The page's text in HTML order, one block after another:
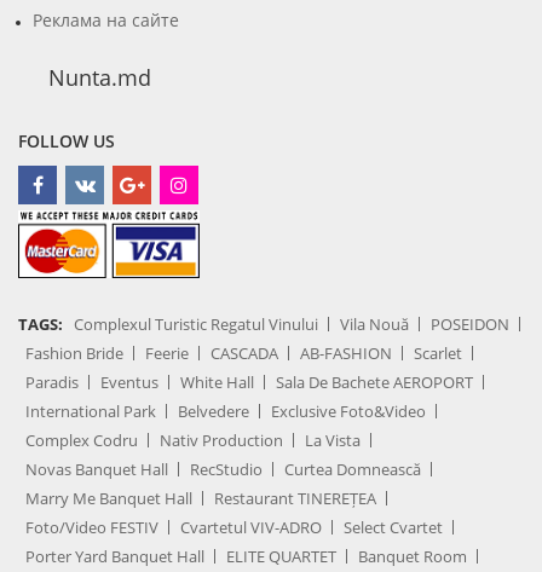
Реклама на сайте
Nunta.md
FOLLOW US
TAGS: Complexul Turistic Regatul Vinului Vila Nouă
POSEIDON
Fashion Bride
Feerie CASCADA AB-FASHION
Scarlet
Paradis
Eventus White Hall
Sala De Bachete AEROPORT
International Park
Belvedere
Exclusive Foto&Video
Complex Codru
Nativ Production
La Vista
Novas Banquet Hall
RecStudio
Curtea Domnească
Marry Me Banquet Hall
Restaurant TINEREȚEA
Foto/Video FESTIV
Cvartetul VIV-ADRO
Select Cvartet
Porter Yard Banquet Hall
ELITE QUARTET Banquet Room